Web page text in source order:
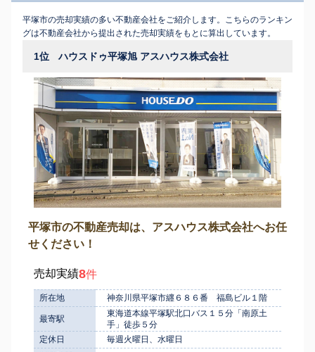
平塚市の売却実績の多い不動産会社をご紹介します。こちらのランキン
グは不動産会社から提出された売却実績をもとに算出しています。
1位 ハウスドゥ平塚旭 アスハウス株式会社
平塚市の不動産売却は、アスハウス株式会社へお任
せください！
売却実績8件
所在地 神奈川県平塚市纒６８６番 福島ビル１階
最寄駅
東海道本線平塚駅北口バス１５分「南原土
手」徒歩５分
定休日
毎週火曜日、水曜日